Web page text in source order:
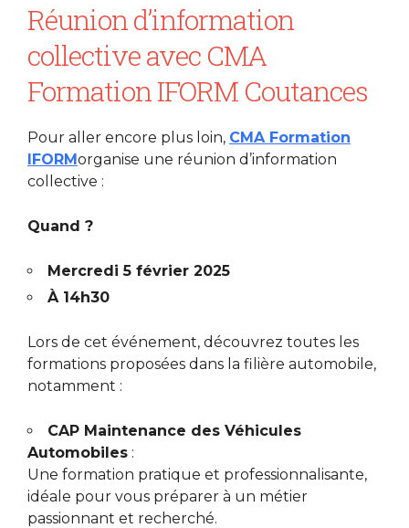
Réunion d’information
collective avec CMA
Formation IFORM Coutances
Pour aller encore plus loin, CMA Formation
IFORMorganise une réunion d’information
collective :
Quand ?
Mercredi 5 février 2025
À 14h30
Lors de cet événement, découvrez toutes les
formations proposées dans la filière automobile,
notamment :
CAP Maintenance des Véhicules
Automobiles :
Une formation pratique et professionnalisante,
idéale pour vous préparer à un métier
passionnant et recherché.